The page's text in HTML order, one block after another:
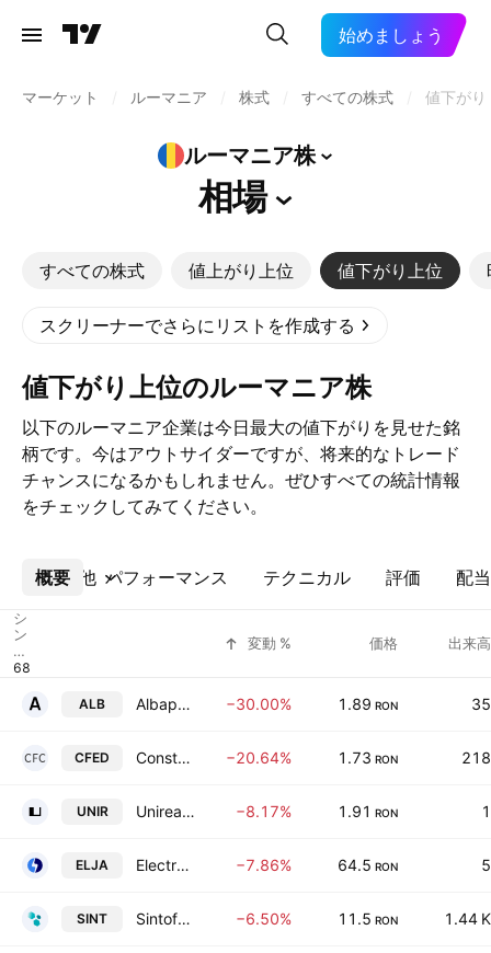
始めましょう
マーケット ルーマニア 株式 すべての株式 値下がり
ルーマニア株
相場
すべての株式 値上がり上位 値下がり上位
スクリーナーでさらにリストを作成する
値下がり上位のルーマニア株
以下のルーマニア企業は今日最大の値下がりを見せた銘
柄です。今はアウトサイダーですが、将来的なトレード
チャンスになるかもしれません。ぜひすべての統計情報
をチェックしてみてください。
概要 パフォーマンス テクニカル 評価 配当
その他
シ
ン
ボ
ル
変動 % 価格 出来高
ALB Albapam S.A. −30.00% 1.89 RON 35
CFED Constructii Feroviare Craiova SA Craiova −20.64% 1.73 RON 218
UNIR Unirea SA −8.17% 1.91 RON 1
ELJA Electromontaj Carpati SA −7.86% 64.5 RON 5
SINT Sintofarm SA Bucuresti −6.50% 11.5 RON 1.44 K